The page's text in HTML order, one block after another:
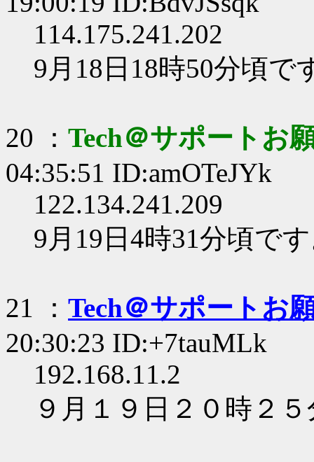
114.175.241.202
9月18日18時50分頃で
20 ： Tech＠サポートお
04:35:51 ID:amOTeJYk
122.134.241.209
9月19日4時31分頃で
21 ： Tech＠サポートお
20:30:23 ID:+7tauMLk
192.168.11.2
９月１９日２０時２